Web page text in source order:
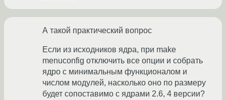
А такой практический вопрос
Если из исходников ядра, при make
menuconfig отключить все опции и собрать
ядро с минимальным функционалом и
числом модулей, насколько оно по размеру
будет сопоставимо с ядрами 2.6, 4 версии?